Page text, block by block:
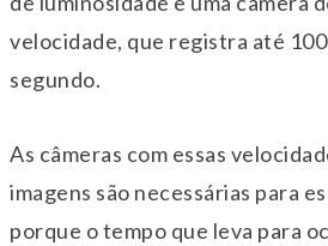
velocidade, que registra até
segundo.
As câmeras com essas
imagens são necessárias para
porque o tempo que leva para